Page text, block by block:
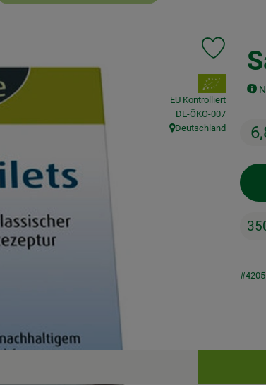
Produkt
, Verband:
EU Kontrolliert
, Kontrollstelle:
DE-ÖKO-007
, Herkunft:
Deutschland
#4205
Rezepte